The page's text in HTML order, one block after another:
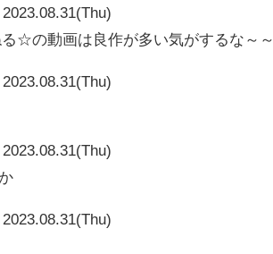
2023.08.31(Thu)
☆の動画は良作が多い気がするな～～
2023.08.31(Thu)
2023.08.31(Thu)
2023.08.31(Thu)